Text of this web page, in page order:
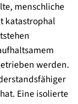
menschliche
katastrophal
werden.
Eine isolierte